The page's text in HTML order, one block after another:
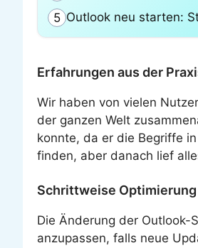
5 Outlook neu starten:
Erfahrungen aus der
Wir haben von vielen
der ganzen Welt
konnte, da er die Begriffe
finden, aber danach lief
Schrittweise
Die Änderung der Outlook-
anzupassen, falls neue